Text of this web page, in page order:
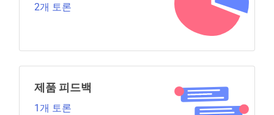
2개 토론
제품 피드백
1개 토론